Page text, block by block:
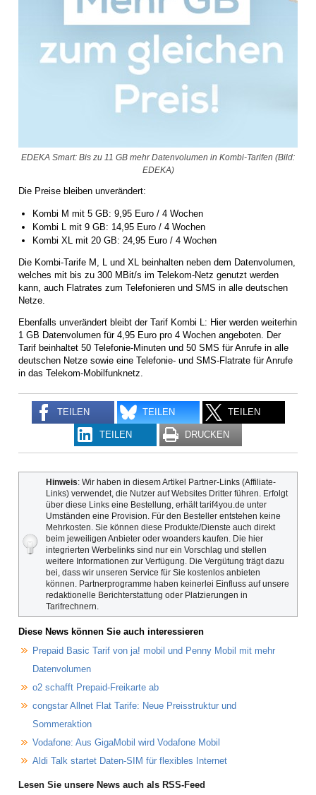
EDEKA Smart: Bis zu 11 GB mehr Datenvolumen in Kombi-Tarifen (Bild:
EDEKA)
Die Preise bleiben unverändert:
Kombi M mit 5 GB: 9,95 Euro / 4 Wochen
Kombi L mit 9 GB: 14,95 Euro / 4 Wochen
Kombi XL mit 20 GB: 24,95 Euro / 4 Wochen
Die Kombi-Tarife M, L und XL beinhalten neben dem Datenvolumen,
welches mit bis zu 300 MBit/s im Telekom-Netz genutzt werden
kann, auch Flatrates zum Telefonieren und SMS in alle deutschen
Netze.
Ebenfalls unverändert bleibt der Tarif Kombi L: Hier werden weiterhin
1 GB Datenvolumen für 4,95 Euro pro 4 Wochen angeboten. Der
Tarif beinhaltet 50 Telefonie-Minuten und 50 SMS für Anrufe in alle
deutschen Netze sowie eine Telefonie- und SMS-Flatrate für Anrufe
in das Telekom-Mobilfunknetz.
TEILEN TEILEN TEILEN
TEILEN DRUCKEN
Hinweis: Wir haben in diesem Artikel Partner-Links (Affiliate-
Links) verwendet, die Nutzer auf Websites Dritter führen. Erfolgt
über diese Links eine Bestellung, erhält tarif4you.de unter
Umständen eine Provision. Für den Besteller entstehen keine
Mehrkosten. Sie können diese Produkte/Dienste auch direkt
beim jeweiligen Anbieter oder woanders kaufen. Die hier
integrierten Werbelinks sind nur ein Vorschlag und stellen
weitere Informationen zur Verfügung. Die Vergütung trägt dazu
bei, dass wir unseren Service für Sie kostenlos anbieten
können. Partnerprogramme haben keinerlei Einfluss auf unsere
redaktionelle Berichterstattung oder Platzierungen in
Tarifrechnern.
Diese News können Sie auch interessieren
Prepaid Basic Tarif von ja! mobil und Penny Mobil mit mehr
Datenvolumen
o2 schafft Prepaid-Freikarte ab
congstar Allnet Flat Tarife: Neue Preisstruktur und
Sommeraktion
Vodafone: Aus GigaMobil wird Vodafone Mobil
Aldi Talk startet Daten-SIM für flexibles Internet
Lesen Sie unsere News auch als RSS-Feed